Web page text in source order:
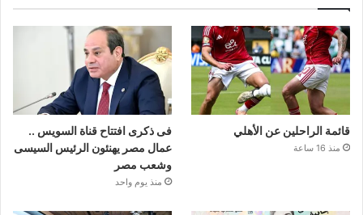
قائمة الراحلين عن الأهلي
منذ 16 ساعة
فى ذكرى افتتاح قناة السويس ..
عمال مصر يهنئون الرئيس السيسى
وشعب مصر
منذ يوم واحد